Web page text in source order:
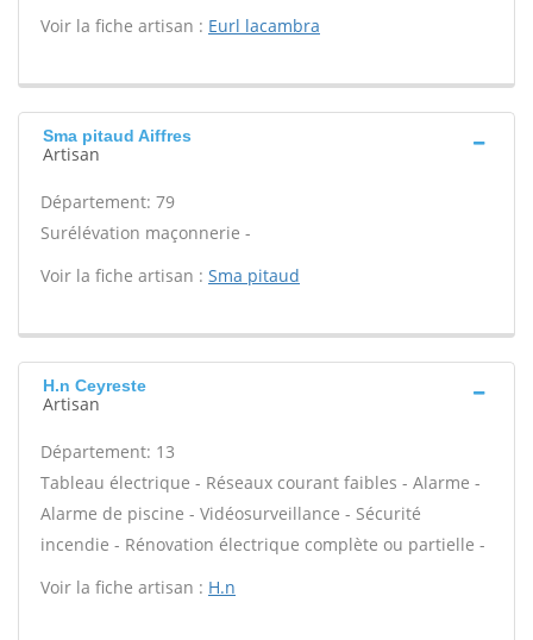
Voir la fiche artisan : Eurl lacambra
Sma pitaud Aiffres
Artisan
Département: 79
Surélévation maçonnerie -
Voir la fiche artisan : Sma pitaud
H.n Ceyreste
Artisan
Département: 13
Tableau électrique - Réseaux courant faibles - Alarme -
Alarme de piscine - Vidéosurveillance - Sécurité
incendie - Rénovation électrique complète ou partielle -
Voir la fiche artisan : H.n